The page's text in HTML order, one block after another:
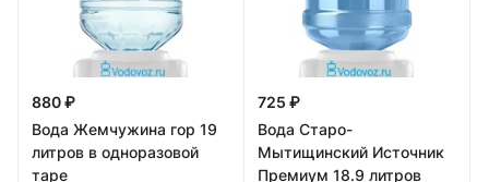
880 ₽
Вода Жемчужина гор 19
литров в одноразовой
таре
725 ₽
Вода Старо-
Мытищинский Источник
Премиум 18.9 литров